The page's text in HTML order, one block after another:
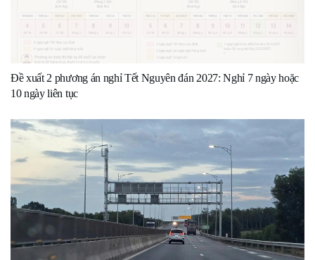
Đề xuất 2 phương án nghỉ Tết Nguyên đán 2027: Nghỉ 7 ngày hoặc
10 ngày liên tục